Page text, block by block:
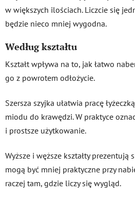
w większych ilościach. Liczcie się
będzie nieco mniej wygodna.
Według kształtu
Kształt wpływa na to, jak łatwo
go z powrotem odłożycie.
Szersza szyjka ułatwia pracę
miodu do krawędzi. W praktyce
i prostsze użytkowanie.
Wyższe i węższe kształty
mogą być mniej praktyczne przy
raczej tam, gdzie liczy się wygląd.